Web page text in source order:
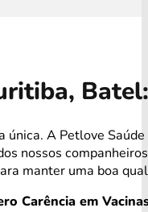
única. A Petlove
nossos
manter uma boa
Carência em